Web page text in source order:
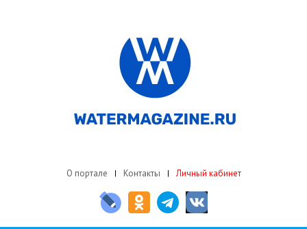
О портале Контакты Личный кабинет